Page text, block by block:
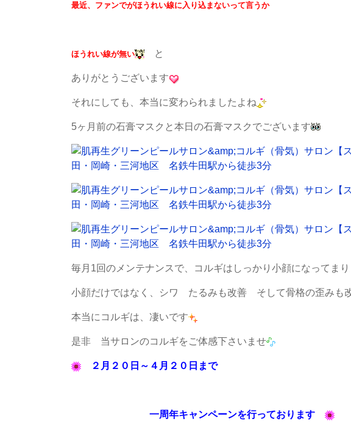
最近、ファンでがほうれい線に入り込まないって言うか
ほうれい線が無い と
ありがとうございます
それにしても、本当に変わられましたよね
5ヶ月前の石膏マスクと本日の石膏マスクでございます
毎月1回のメンテナンスで、コルギはしっかり小顔になってま
小顔だけではなく、シワ たるみも改善 そして骨格の歪みも
本当にコルギは、凄いです
是非 当サロンのコルギをご体感下さいませ
２月２０日～４月２０日まで
一周年キャンペーンを行っております